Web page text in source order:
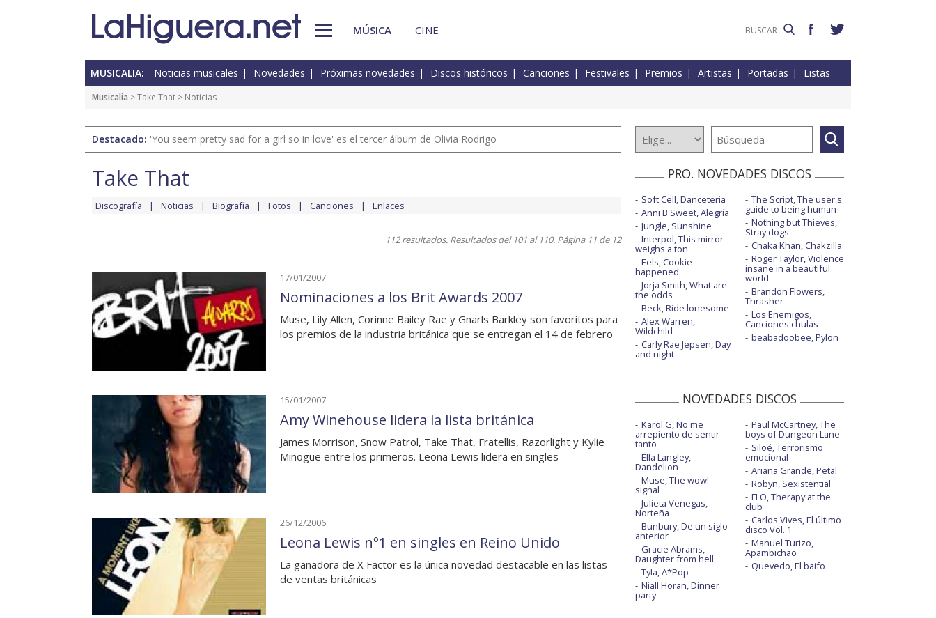
MÚSICA CINE
MUSICALIA: Noticias musicales Novedades Próximas novedades Discos históricos Canciones Festivales Premios Artistas Portadas Listas
Musicalia >Take That > Noticias
Destacado: 'You seem pretty sad for a girl so in love' es el tercer álbum de Olivia Rodrigo
Take That
Discografía Noticias Biografía Fotos Canciones Enlaces
112 resultados. Resultados del 101 al 110. Página 11 de 12
17/01/2007
Nominaciones a los Brit Awards 2007
Muse, Lily Allen, Corinne Bailey Rae y Gnarls Barkley son favoritos para
los premios de la industria británica que se entregan el 14 de febrero
15/01/2007
Amy Winehouse lidera la lista británica
James Morrison, Snow Patrol, Take That, Fratellis, Razorlight y Kylie
Minogue entre los primeros. Leona Lewis lidera en singles
26/12/2006
Leona Lewis nº1 en singles en Reino Unido
La ganadora de X Factor es la única novedad destacable en las listas
de ventas británicas
PRO. NOVEDADES DISCOS
Soft Cell, Danceteria
Anni B Sweet, Alegría
Jungle, Sunshine
Interpol, This mirror
weighs a ton
Eels, Cookie
happened
Jorja Smith, What are
the odds
Beck, Ride lonesome
Alex Warren,
Wildchild
Carly Rae Jepsen, Day
and night
The Script, The user's
guide to being human
Nothing but Thieves,
Stray dogs
Chaka Khan, Chakzilla
Roger Taylor, Violence
insane in a beautiful
world
Brandon Flowers,
Thrasher
Los Enemigos,
Canciones chulas
beabadoobee, Pylon
NOVEDADES DISCOS
Karol G, No me
arrepiento de sentir
tanto
Ella Langley,
Dandelion
Muse, The wow!
signal
Julieta Venegas,
Norteña
Bunbury, De un siglo
anterior
Gracie Abrams,
Daughter from hell
Tyla, A*Pop
Niall Horan, Dinner
party
Paul McCartney, The
boys of Dungeon Lane
Siloé, Terrorismo
emocional
Ariana Grande, Petal
Robyn, Sexistential
FLO, Therapy at the
club
Carlos Vives, El último
disco Vol. 1
Manuel Turizo,
Apambichao
Quevedo, El baifo